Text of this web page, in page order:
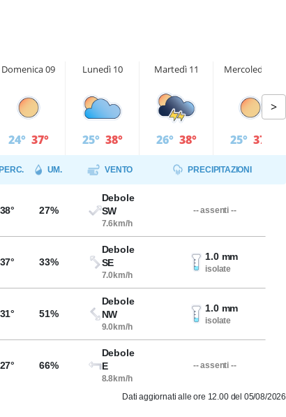
Domenica 09
24° 37°
Lunedì 10
25° 38°
Martedì 11
26° 38°
Mercoledì 12
25° 37°
>
PERC. UM. VENTO PRECIPITAZIONI
38° 27%
Debole
SW
7.6km/h
-- assenti --
37° 33%
Debole
SE
7.0km/h
1.0 mm
isolate
31° 51%
Debole
NW
9.0km/h
1.0 mm
isolate
27° 66%
Debole
E
8.8km/h
-- assenti --
Dati aggiornati alle ore 12.00 del 05/08/2026